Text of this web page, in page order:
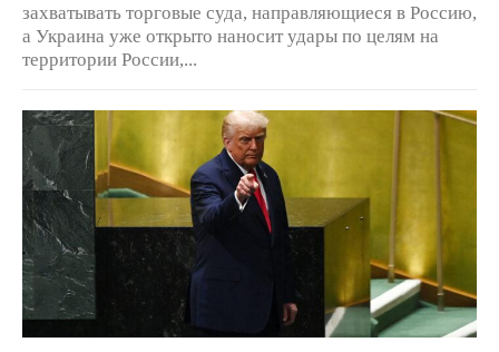
захватывать торговые суда, направляющиеся в Россию,
а Украина уже открыто наносит удары по целям на
территории России,...